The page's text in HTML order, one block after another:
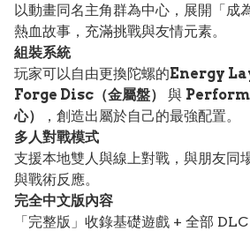
以動畫同名主角群為中心，展開「成
熱血故事，充滿挑戰與友情元素。
組裝系統
玩家可以自由更換陀螺的Energy
Forge Disc（金屬盤）
與
心）
，創造出屬於自己的最強配置。
多人對戰模式
支援本地雙人與線上對戰，與朋友同
與戰術反應。
完全中文版內容
「完整版」收錄基礎遊戲 + 全部